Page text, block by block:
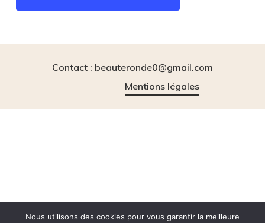
Contact : beauteronde0@gmail.com
Mentions légales
instagram tiktok
Nous utilisons des cookies pour vous garantir la meilleure